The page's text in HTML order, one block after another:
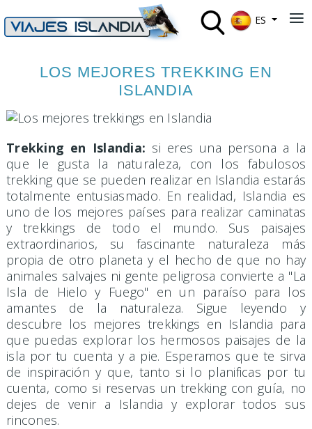
ES
LOS MEJORES TREKKING EN
ISLANDIA
Trekking en Islandia: si eres una persona a la
que le gusta la naturaleza, con los fabulosos
trekking que se pueden realizar en Islandia estarás
totalmente entusiasmado. En realidad, Islandia es
uno de los mejores países para realizar caminatas
y trekkings de todo el mundo. Sus paisajes
extraordinarios, su fascinante naturaleza más
propia de otro planeta y el hecho de que no hay
animales salvajes ni gente peligrosa convierte a "La
Isla de Hielo y Fuego" en un paraíso para los
amantes de la naturaleza. Sigue leyendo y
descubre los mejores trekkings en Islandia para
que puedas explorar los hermosos paisajes de la
isla por tu cuenta y a pie. Esperamos que te sirva
de inspiración y que, tanto si lo planificas por tu
cuenta, como si reservas un trekking con guía, no
dejes de venir a Islandia y explorar todos sus
rincones.
≡